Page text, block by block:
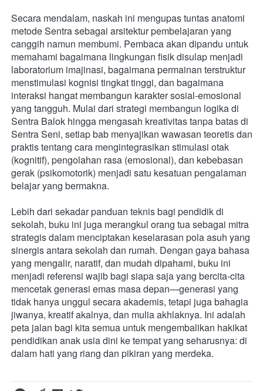
Secara mendalam, naskah ini mengupas tuntas anatomi
metode Sentra sebagai arsitektur pembelajaran yang
canggih namun membumi. Pembaca akan dipandu untuk
memahami bagaimana lingkungan fisik disulap menjadi
laboratorium imajinasi, bagaimana permainan terstruktur
menstimulasi kognisi tingkat tinggi, dan bagaimana
interaksi hangat membangun karakter sosial-emosional
yang tangguh. Mulai dari strategi membangun logika di
Sentra Balok hingga mengasah kreativitas tanpa batas di
Sentra Seni, setiap bab menyajikan wawasan teoretis dan
praktis tentang cara mengintegrasikan stimulasi otak
(kognitif), pengolahan rasa (emosional), dan kebebasan
gerak (psikomotorik) menjadi satu kesatuan pengalaman
belajar yang bermakna.
Lebih dari sekadar panduan teknis bagi pendidik di
sekolah, buku ini juga merangkul orang tua sebagai mitra
strategis dalam menciptakan keselarasan pola asuh yang
sinergis antara sekolah dan rumah. Dengan gaya bahasa
yang mengalir, naratif, dan mudah dipahami, buku ini
menjadi referensi wajib bagi siapa saja yang bercita-cita
mencetak generasi emas masa depan—generasi yang
tidak hanya unggul secara akademis, tetapi juga bahagia
jiwanya, kreatif akalnya, dan mulia akhlaknya. Ini adalah
peta jalan bagi kita semua untuk mengembalikan hakikat
pendidikan anak usia dini ke tempat yang seharusnya: di
dalam hati yang riang dan pikiran yang merdeka.